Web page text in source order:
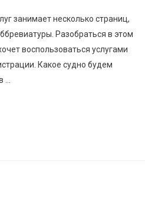
занимает несколько страниц,
Разобраться в этом
воспользоваться услугами
Какое судно будем
…